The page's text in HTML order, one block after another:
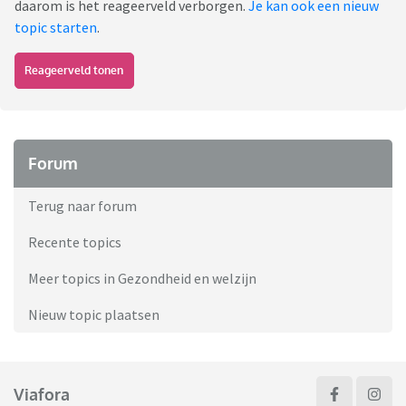
daarom is het reageerveld verborgen. Je kan ook een nieuw
topic starten.
Reageerveld tonen
Forum
Terug naar forum
Recente topics
Meer topics in Gezondheid en welzijn
Nieuw topic plaatsen
Viafora